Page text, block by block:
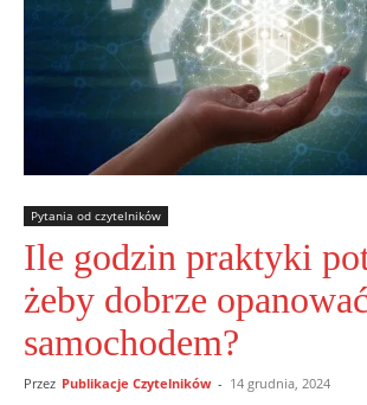
Pytania od czytelników
Ile godzin praktyki
żeby dobrze
samochodem?
Przez Publikacje Czytelników - 14 grudnia, 2024